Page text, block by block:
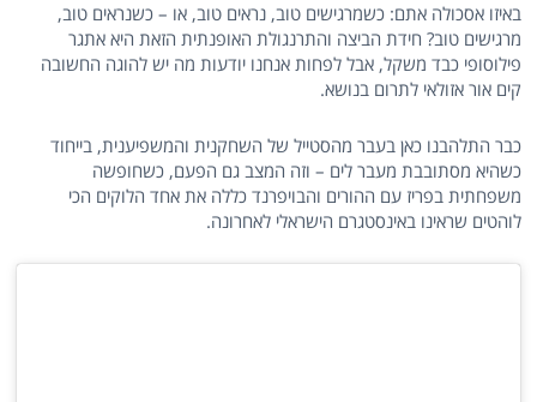
באיזו אסכולה אתם: כשמרגישים טוב, נראים טוב, או – כשנראים טוב,
מרגישים טוב? חידת הביצה והתרנגולת האופנתית הזאת היא אתגר
פילוסופי כבד משקל, אבל לפחות אנחנו יודעות מה יש להוגה החשובה
קים אור אזולאי לתרום בנושא.
כבר התלהבנו כאן בעבר מהסטייל של השחקנית והמשפיענית, בייחוד
כשהיא מסתובבת מעבר לים – וזה המצב גם הפעם, כשחופשה
משפחתית בפריז עם ההורים והבויפרנד כללה את אחד הלוקים הכי
לוהטים שראינו באינסטגרם הישראלי לאחרונה.